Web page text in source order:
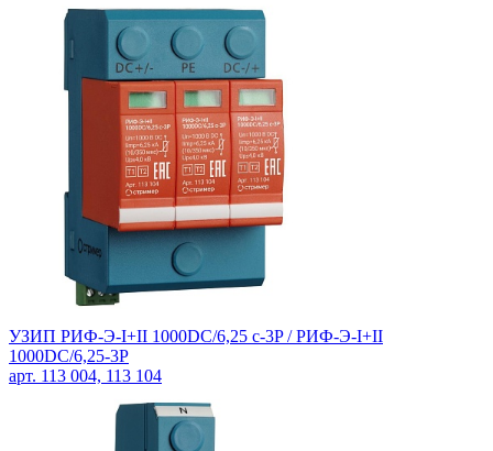
УЗИП РИФ-Э-I+II 1000DC/6,25 с-3P / РИФ-Э-I+II
1000DC/6,25-3P
арт. 113 004, 113 104